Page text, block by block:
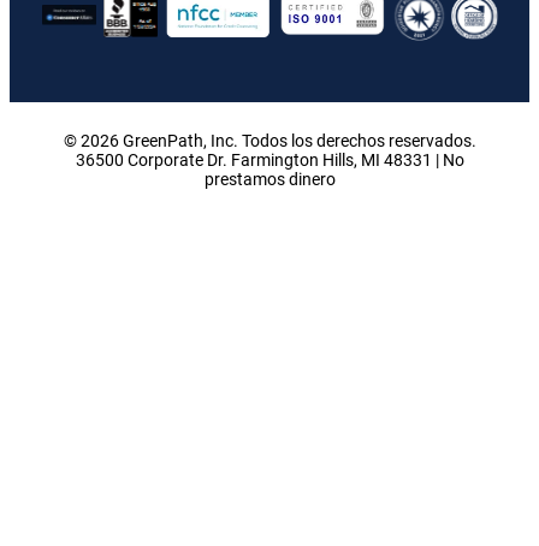
© 2026 GreenPath, Inc. Todos los derechos reservados.
36500 Corporate Dr. Farmington Hills, MI 48331 | No
prestamos dinero